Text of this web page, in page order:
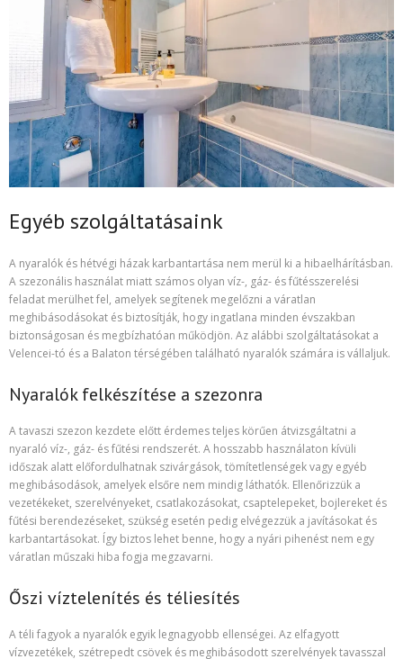
Egyéb szolgáltatásaink
A nyaralók és hétvégi házak karbantartása nem merül ki a hibaelhárításban.
A szezonális használat miatt számos olyan víz-, gáz- és fűtésszerelési
feladat merülhet fel, amelyek segítenek megelőzni a váratlan
meghibásodásokat és biztosítják, hogy ingatlana minden évszakban
biztonságosan és megbízhatóan működjön. Az alábbi szolgáltatásokat a
Velencei-tó és a Balaton térségében található nyaralók számára is vállaljuk.
Nyaralók felkészítése a szezonra
A tavaszi szezon kezdete előtt érdemes teljes körűen átvizsgáltatni a
nyaraló víz-, gáz- és fűtési rendszerét. A hosszabb használaton kívüli
időszak alatt előfordulhatnak szivárgások, tömítetlenségek vagy egyéb
meghibásodások, amelyek elsőre nem mindig láthatók. Ellenőrizzük a
vezetékeket, szerelvényeket, csatlakozásokat, csaptelepeket, bojlereket és
fűtési berendezéseket, szükség esetén pedig elvégezzük a javításokat és
karbantartásokat. Így biztos lehet benne, hogy a nyári pihenést nem egy
váratlan műszaki hiba fogja megzavarni.
Őszi víztelenítés és téliesítés
A téli fagyok a nyaralók egyik legnagyobb ellenségei. Az elfagyott
vízvezetékek, szétrepedt csövek és meghibásodott szerelvények tavasszal